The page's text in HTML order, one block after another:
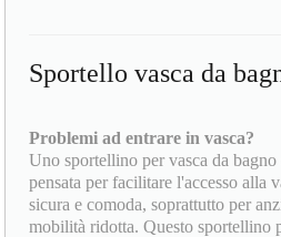
Sportello vasca da
Problemi ad entrare in vasca?
Uno sportellino per vasca da
pensata per facilitare l'accesso alla
sicura e comoda, soprattutto per
mobilità ridotta. Questo sportellino